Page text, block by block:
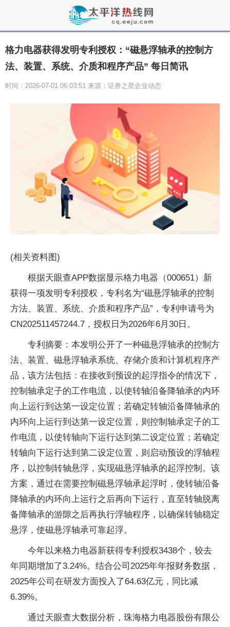
格力电器获得发明专利授权：“磁悬浮轴承的控制方
法、装置、系统、介质和程序产品” 每日简讯
时间：2026-07-01 06:03:51 来源：证券之星企业动态
(相关资料图)
根据天眼查APP数据显示格力电器（000651）新
获得一项发明专利授权，专利名为“磁悬浮轴承的控制
方法、装置、系统、介质和程序产品”，专利申请号为
CN202511457244.7，授权日为2026年6月30日。
专利摘要：本发明公开了一种磁悬浮轴承的控制方
法、装置、磁悬浮轴承系统、存储介质和计算机程序产
品，该方法包括：在接收到预设的起浮指令的情况下，
控制轴承定子的工作电流，以使转轴沿备降轴承的内环
向上运行到达第一设定位置；若确定转轴沿备降轴承的
内环向上运行到达第一设定位置，则控制轴承定子的工
作电流，以使转轴向下运行达到第二设定位置；若确定
转轴向下运行达到第二设定位置，则启动预设的浮轴程
序，以控制转轴悬浮，实现磁悬浮轴承的起浮控制。该
方案，通过在需要控制磁悬浮轴承起浮时，使转轴沿备
降轴承的内环向上运行之后再向下运行，直至转轴脱离
备降轴承的游隙之后再执行浮轴程序，以确保转轴稳定
悬浮，使磁悬浮轴承可靠起浮。
今年以来格力电器新获得专利授权3438个，较去
年同期增加了3.24%。结合公司2025年年报财务数据，
2025年公司在研发方面投入了64.63亿元，同比减
6.39%。
通过天眼查大数据分析，珠海格力电器股份有限公